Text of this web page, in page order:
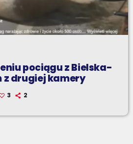
pociągu z Bielska-
z drugiej kamery
3 2